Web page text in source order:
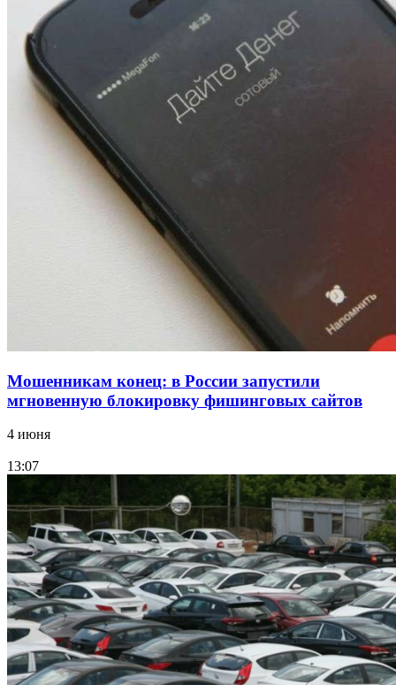
Покушение на убийство в Волгограде: девушка
напала на незнакомую женщину с ножом
12:39
Сладкий праздник в Волгограде: в Центральном
парке прошёл фестиваль „Арбузный переполох“
Волгоградские компании нарастили экспорт:
заключены контракты на 3,6 млн долларов
Мошенникам конец: в России запустили
мгновенную блокировку фишинговых сайтов
4 июня
13:07